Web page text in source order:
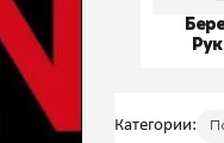
Категории: